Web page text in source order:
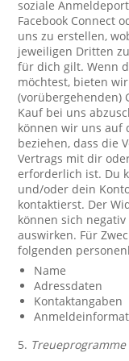
soziale
Facebook Connect
uns zu erstellen,
jeweiligen Dritten
für dich gilt. Wenn
möchtest, bieten
(vorübergehenden)
Kauf bei uns
können wir uns auf
beziehen, dass die
Vertrags mit dir
erforderlich ist. Du
und/oder dein
kontaktierst. Der
können sich
auswirken. Für
folgenden
Name
Adressdaten
Kontaktangaben
5.